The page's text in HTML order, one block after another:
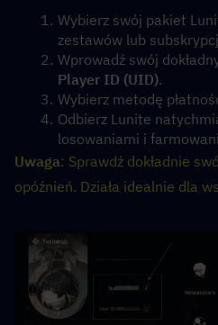
Wybierz swój pakiet
zestawów lub
Wprowadź swój
Player ID (UID).
Wybierz metodę
Odbierz Lunite
losowaniami i
Uwaga: Sprawdź dokładnie
opóźnień. Działa idealnie dla